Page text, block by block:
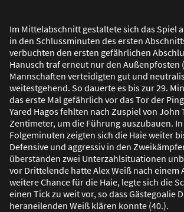
Im Mittelabschnitt gestaltete sich das Spiel
in den Schlussminuten des ersten
verbuchten den ersten gefährlichen
Hanusch traf erneut nur den Außenpfosten
Mannschaften verteidigten gut und
weitestgehend. So dauerte es bis zur 29.
das erste Mal gefährlich vor das Tor der
Yared Hagos fehlten nach Zuspiel von John
Zentimeter, um die Führung auszubauen.
Folgeminuten zeigten sich die Haie weiter
Defensive und aggressiv in den
überstanden zwei Unterzahlsituationen
vor Drittelende hatte Alex Weiß nach einem
weitere Chance für die Haie, legte sich die
einen Tick zu weit vor, so dass Gästegoalie
heraneilenden Weiß klären konnte (40.).